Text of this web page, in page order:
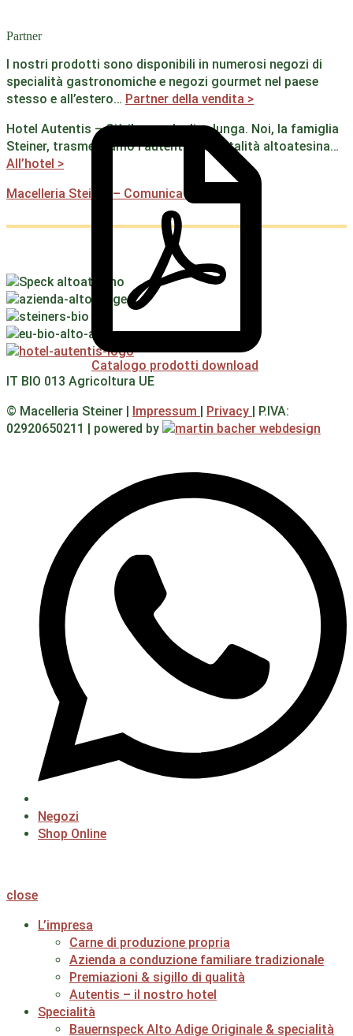
Partner
I nostri prodotti sono disponibili in numerosi negozi di
specialità gastronomiche e negozi gourmet nel paese
stesso e all’estero… Partner della vendita >
Hotel Autentis – Già il nome la dice lunga. Noi, la famiglia
Steiner, trasmettiamo l’autentica ospitalità altoatesina…
All’hotel >
Macelleria Steiner – Comunicati stampa >
Catalogo prodotti download
IT BIO 013 Agricoltura UE
© Macelleria Steiner | Impressum | Privacy | P.IVA:
02920650211 | powered by
Negozi
Shop Online
close
L’impresa
Carne di produzione propria
Azienda a conduzione familiare tradizionale
Premiazioni & sigillo di qualità
Autentis – il nostro hotel
Specialità
Bauernspeck Alto Adige Originale & specialità